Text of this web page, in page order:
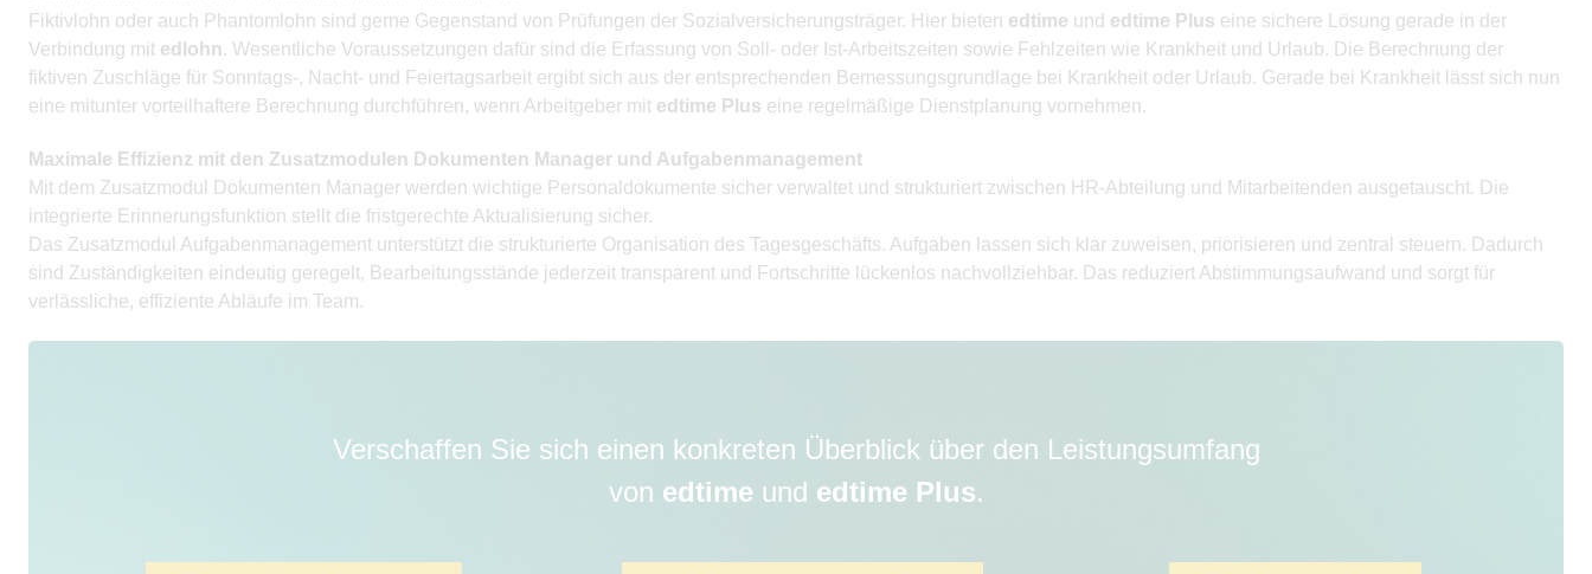
Fiktivlohn oder auch Phantomlohn sind gerne Gegenstand von Prüfungen der Sozialversicherungsträger. Hier bieten edtime und edtime Plus eine sichere Lösung gerade in der
Verbindung mit edlohn. Wesentliche Voraussetzungen dafür sind die Erfassung von Soll- oder Ist-Arbeitszeiten sowie Fehlzeiten wie Krankheit und Urlaub. Die Berechnung der
fiktiven Zuschläge für Sonntags-, Nacht- und Feiertagsarbeit ergibt sich aus der entsprechenden Bemessungsgrundlage bei Krankheit oder Urlaub. Gerade bei Krankheit lässt sich nun
eine mitunter vorteilhaftere Berechnung durchführen, wenn Arbeitgeber mit edtime Plus eine regelmäßige Dienstplanung vornehmen.
Maximale Effizienz mit den Zusatzmodulen Dokumenten Manager und Aufgabenmanagement
Mit dem Zusatzmodul Dokumenten Manager werden wichtige Personaldokumente sicher verwaltet und strukturiert zwischen HR-Abteilung und Mitarbeitenden ausgetauscht. Die
integrierte Erinnerungsfunktion stellt die fristgerechte Aktualisierung sicher.
Das Zusatzmodul Aufgabenmanagement unterstützt die strukturierte Organisation des Tagesgeschäfts. Aufgaben lassen sich klar zuweisen, priorisieren und zentral steuern. Dadurch
sind Zuständigkeiten eindeutig geregelt, Bearbeitungsstände jederzeit transparent und Fortschritte lückenlos nachvollziehbar. Das reduziert Abstimmungsaufwand und sorgt für
verlässliche, effiziente Abläufe im Team.
Verschaffen Sie sich einen konkreten Überblick über den Leistungsumfang
von edtimeund edtime Plus.